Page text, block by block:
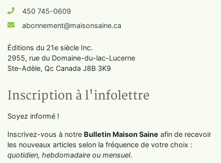
450 745-0609
abonnement@maisonsaine.ca
Éditions du 21e siècle Inc.
2955, rue du Domaine-du-lac-Lucerne
Ste-Adèle, Qc Canada J8B 3K9
Inscription à l'infolettre
Soyez informé !
Inscrivez-vous à notre Bulletin Maison Saine afin de recevoir
les nouveaux articles selon la fréquence de votre choix :
quotidien, hebdomadaire ou mensuel.